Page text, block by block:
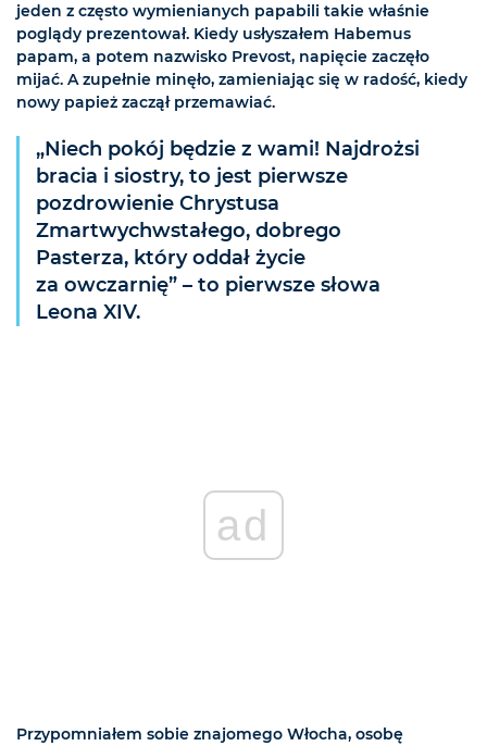
jeden z często wymienianych papabili takie właśnie
poglądy prezentował. Kiedy usłyszałem Habemus
papam, a potem nazwisko Prevost, napięcie zaczęło
mijać. A zupełnie minęło, zamieniając się w radość, kiedy
nowy papież zaczął przemawiać.
„Niech pokój będzie z wami! Najdrożsi
bracia i siostry, to jest pierwsze
pozdrowienie Chrystusa
Zmartwychwstałego, dobrego
Pasterza, który oddał życie
za owczarnię” – to pierwsze słowa
Leona XIV.
ad
Przypomniałem sobie znajomego Włocha, osobę